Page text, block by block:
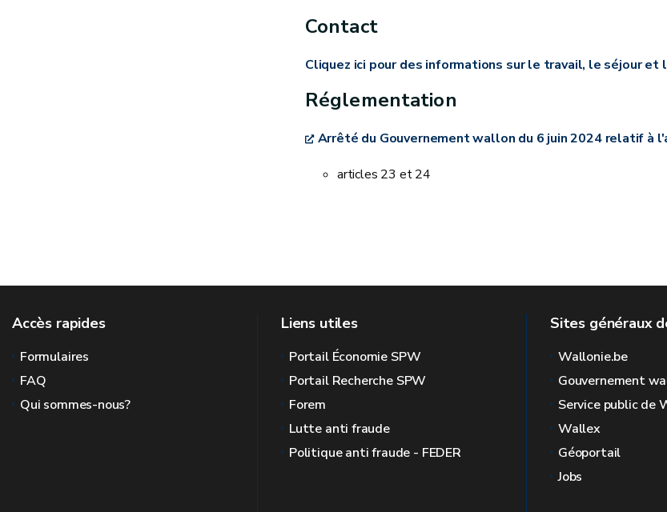
Contact
Cliquez ici pour des informations sur le travail, le séjour
Réglementation
Arrêté du Gouvernement wallon du 6 juin 2024 relatif à
articles 23 et 24
Accès rapides
Formulaires
FAQ
Qui sommes-nous?
Liens utiles
Portail Économie SPW
Portail Recherche SPW
Forem
Lutte anti fraude
Politique anti fraude - FEDER
Sites généraux
Wallonie.be
Gouvernement
Service public de
Wallex
Géoportail
Jobs